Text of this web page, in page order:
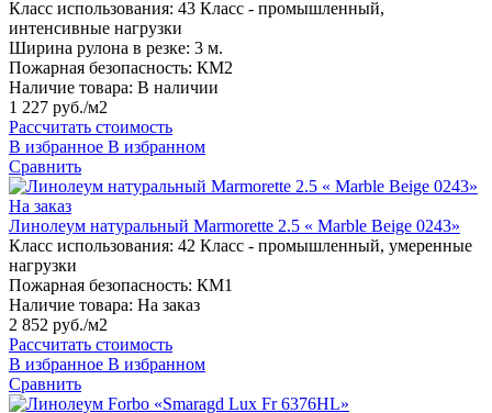
Класс использования: 43 Класс - промышленный,
интенсивные нагрузки
Ширина рулона в резке: 3 м.
Пожарная безопасность: КМ2
Наличие товара: В наличии
1 227 руб./м2
Рассчитать стоимость
В избранное В избранном
Сравнить
На заказ
Линолеум натуральный Marmorette 2.5 « Marble Beige 0243»
Класс использования: 42 Класс - промышленный, умеренные
нагрузки
Пожарная безопасность: КМ1
Наличие товара: На заказ
2 852 руб./м2
Рассчитать стоимость
В избранное В избранном
Сравнить